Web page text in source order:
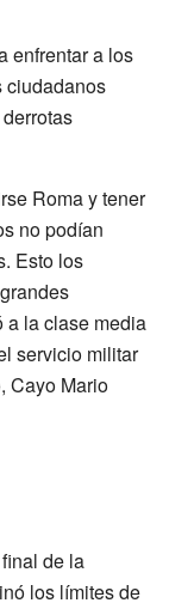
enfrentar a los
ciudadanos
Roma y tener
no podían
Esto los
a la clase media
servicio militar
Cayo Mario
de la
los límites de